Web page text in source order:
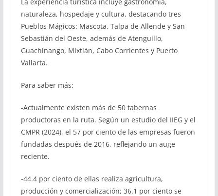
naturaleza, hospedaje y cultura, destacando tres
Pueblos Mágicos: Mascota, Talpa de Allende y San
Sebastián del Oeste, además de Atenguillo,
Guachinango, Mixtlán, Cabo Corrientes y Puerto
Vallarta.
Para saber más:
-Actualmente existen más de 50 tabernas
productoras en la ruta. Según un estudio del IIEG y el
CMPR (2024), el 57 por ciento de las empresas fueron
fundadas después de 2016, reflejando un auge
reciente.
-44.4 por ciento de ellas realiza agricultura,
producción y comercialización; 36.1 por ciento se